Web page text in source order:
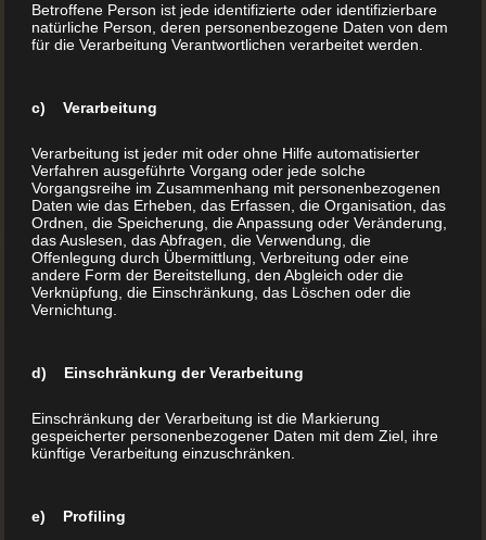
Betroffene Person ist jede identifizierte oder identifizierbare
natürliche Person, deren personenbezogene Daten von dem
für die Verarbeitung Verantwortlichen verarbeitet werden.
c) Verarbeitung
Verarbeitung ist jeder mit oder ohne Hilfe automatisierter
Verfahren ausgeführte Vorgang oder jede solche
Vorgangsreihe im Zusammenhang mit personenbezogenen
Daten wie das Erheben, das Erfassen, die Organisation, das
Ordnen, die Speicherung, die Anpassung oder Veränderung,
das Auslesen, das Abfragen, die Verwendung, die
Offenlegung durch Übermittlung, Verbreitung oder eine
andere Form der Bereitstellung, den Abgleich oder die
Verknüpfung, die Einschränkung, das Löschen oder die
Vernichtung.
d) Einschränkung der Verarbeitung
Einschränkung der Verarbeitung ist die Markierung
gespeicherter personenbezogener Daten mit dem Ziel, ihre
künftige Verarbeitung einzuschränken.
e) Profiling